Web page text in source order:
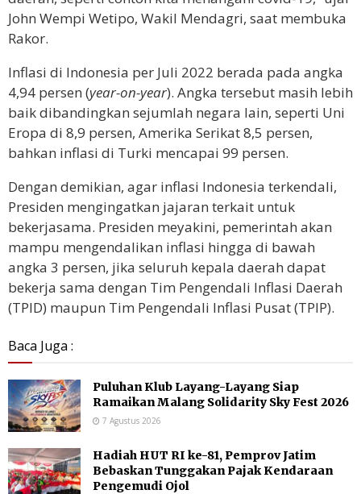
John Wempi Wetipo, Wakil Mendagri, saat membuka
Rakor.
Inflasi di Indonesia per Juli 2022 berada pada angka
4,94 persen (year-on-year). Angka tersebut masih lebih
baik dibandingkan sejumlah negara lain, seperti Uni
Eropa di 8,9 persen, Amerika Serikat 8,5 persen,
bahkan inflasi di Turki mencapai 99 persen.
Dengan demikian, agar inflasi Indonesia terkendali,
Presiden mengingatkan jajaran terkait untuk
bekerjasama. Presiden meyakini, pemerintah akan
mampu mengendalikan inflasi hingga di bawah
angka 3 persen, jika seluruh kepala daerah dapat
bekerja sama dengan Tim Pengendali Inflasi Daerah
(TPID) maupun Tim Pengendali Inflasi Pusat (TPIP).
Baca Juga :
Puluhan Klub Layang-Layang Siap
Ramaikan Malang Solidarity Sky Fest 2026
7 Agustus 2026
Hadiah HUT RI ke-81, Pemprov Jatim
Bebaskan Tunggakan Pajak Kendaraan
Pengemudi Ojol